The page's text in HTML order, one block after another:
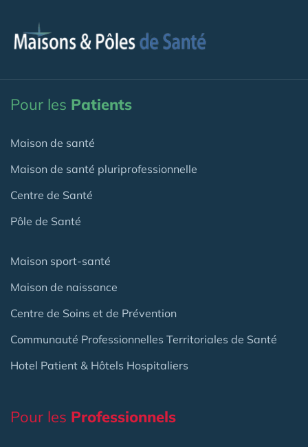
Pour les Patients
Maison de santé
Maison de santé pluriprofessionnelle
Centre de Santé
Pôle de Santé
Maison sport-santé
Maison de naissance
Centre de Soins et de Prévention
Communauté Professionnelles Territoriales de Santé
Hotel Patient & Hôtels Hospitaliers
Pour les Professionnels